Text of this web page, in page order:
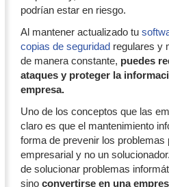
podrían estar en riesgo.
Al mantener actualizado tu
copias de seguridad regulares y
de manera constante, puedes
ataques y proteger la
empresa.
Uno de los conceptos que las
claro es que el mantenimiento
forma de prevenir los problemas
empresarial y no un
de solucionar problemas
sino convertirse en una